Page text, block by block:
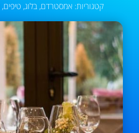
קטגוריות: אמסטרדם, בלוג, טיפים,